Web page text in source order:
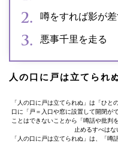
噂をすれば影が
悪事千里を走る
人の口に戸は立てられ
「人の口に戸は立てられぬ」は「ひ
口に「戸＝入口や窓に設置して開閉が
ことはできないことから「噂話や批判
止めるすべはな
「人の口に戸は立てられぬ」は、「